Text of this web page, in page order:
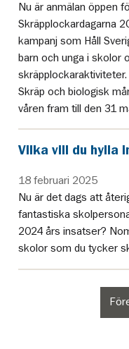
Nu är anmälan öppen
Skräpplockardagarna
kampanj som Håll
barn och unga i skolor
Skräp och biologisk
våren fram till den 31
Vilka vill du hylla
18 februari 2025
Nu är det dags att
fantastiska
2024 års insatser?
skolor som du tycker